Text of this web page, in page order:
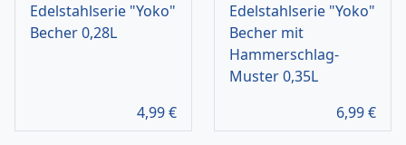
Edelstahlserie "Yoko"
Becher 0,28L
4,99€
Edelstahlserie "Yoko"
Becher mit
Hammerschlag-
Muster 0,35L
6,99€